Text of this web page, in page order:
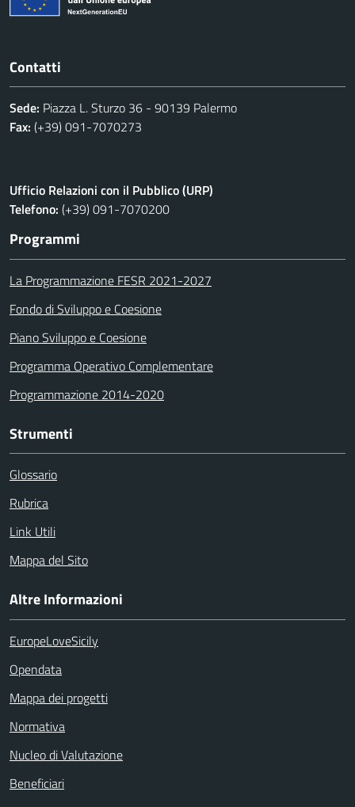
Contatti
Sede: Piazza L. Sturzo 36 - 90139 Palermo
Fax: (+39) 091-7070273
Ufficio Relazioni con il Pubblico (URP)
Telefono: (+39) 091-7070200
Programmi
La Programmazione FESR 2021-2027
Fondo di Sviluppo e Coesione
Piano Sviluppo e Coesione
Programma Operativo Complementare
Programmazione 2014-2020
Strumenti
Glossario
Rubrica
Link Utili
Mappa del Sito
Altre Informazioni
EuropeLoveSicily
Opendata
Mappa dei progetti
Normativa
Nucleo di Valutazione
Beneficiari